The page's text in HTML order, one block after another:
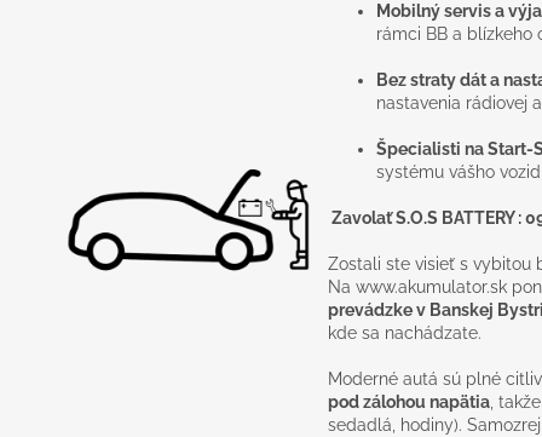
Mobilný servis a
rámci BB a blízkeho
Bez straty dát a
nastavenia rádiovej
Špecialisti na Start-
systému vášho
Zavolať S.O.S BATTERY :
Zostali ste visieť s vybitou
Na www.akumulator.sk
prevádzke v Banskej
kde sa nachádzate.
Moderné autá sú plné
pod zálohou napätia,
sedadlá, hodiny).